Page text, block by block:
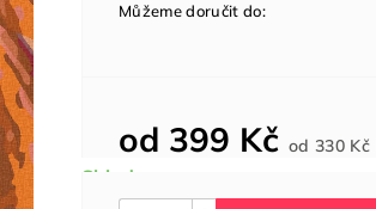
od 399 Kč od330 Kč
Můžeme doručit do: